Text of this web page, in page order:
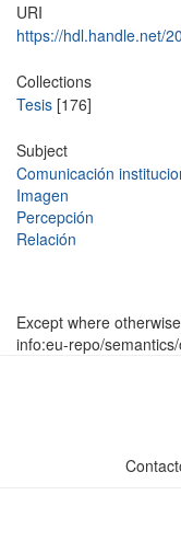
URI
https://hdl.handle.net/
Collections
Tesis [176]
Subject
Comunicación
Imagen
Percepción
Relación
Except where
info:eu-repo/